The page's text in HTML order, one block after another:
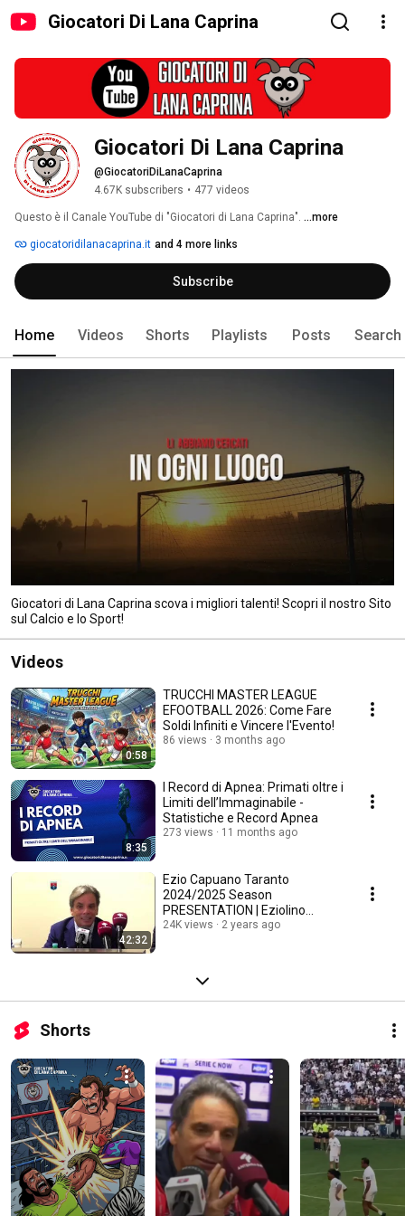
Giocatori Di Lana Caprina
Giocatori Di Lana Caprina
@GiocatoriDiLanaCaprina
4.67K subscribers • 477 videos
Questo è il Canale YouTube di "Giocatori di Lana Caprina". ...more
giocatoridilanacaprina.it and 4 more links
Subscribe
Home Videos Shorts Playlists Posts Search
Giocatori di Lana Caprina scova i migliori talenti! Scopri il nostro Sito
sul Calcio e lo Sport!
Videos
0:58
TRUCCHI MASTER LEAGUE
EFOOTBALL 2026: Come Fare
Soldi Infiniti e Vincere l'Evento!
86 views 3 months ago
8:35
I Record di Apnea: Primati oltre i
Limiti dell’Immaginabile -
Statistiche e Record Apnea
273 views 11 months ago
42:32
Ezio Capuano Taranto
2024/2025 Season
PRESENTATION | Eziolino
#Capuano Press Conference
24K views 2 years ago
Shorts